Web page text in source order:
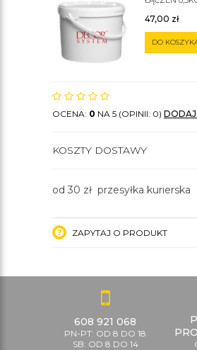
47,00 zł
DO
OCENA: 0 NA 5 (OPINII: 0)
KOSZTY DOSTAWY
od 30 zł przesyłka kurierska
ZAPYTAJ O PRODUKT
608 921 068
PN-PT: OD 8 DO 18
SB: OD 8 DO 14